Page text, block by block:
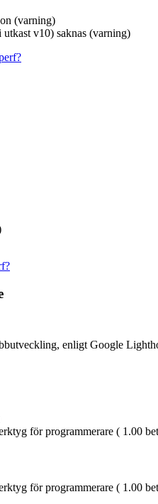
(varning)
v10) saknas (varning)
enligt Google
för programmerare ( 1.00
för programmerare ( 1.00